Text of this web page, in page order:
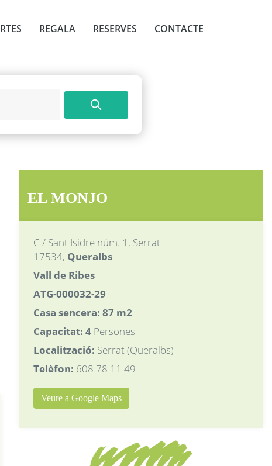
REGALA RESERVES CONTACTE
EL MONJO
C / Sant Isidre núm. 1, Serrat
17534, Queralbs
Vall de Ribes
ATG-000032-29
Casa sencera: 87 m2
Capacitat: 4 Persones
Localització: Serrat (Queralbs)
Telèfon: 608 78 11 49
Veure a Google Maps